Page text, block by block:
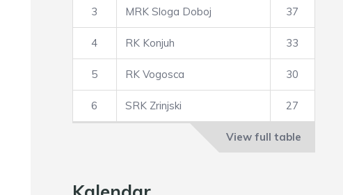
3 MRK Sloga Doboj 37
4 RK Konjuh 33
5 RK Vogosca 30
6 SRK Zrinjski 27
View full table